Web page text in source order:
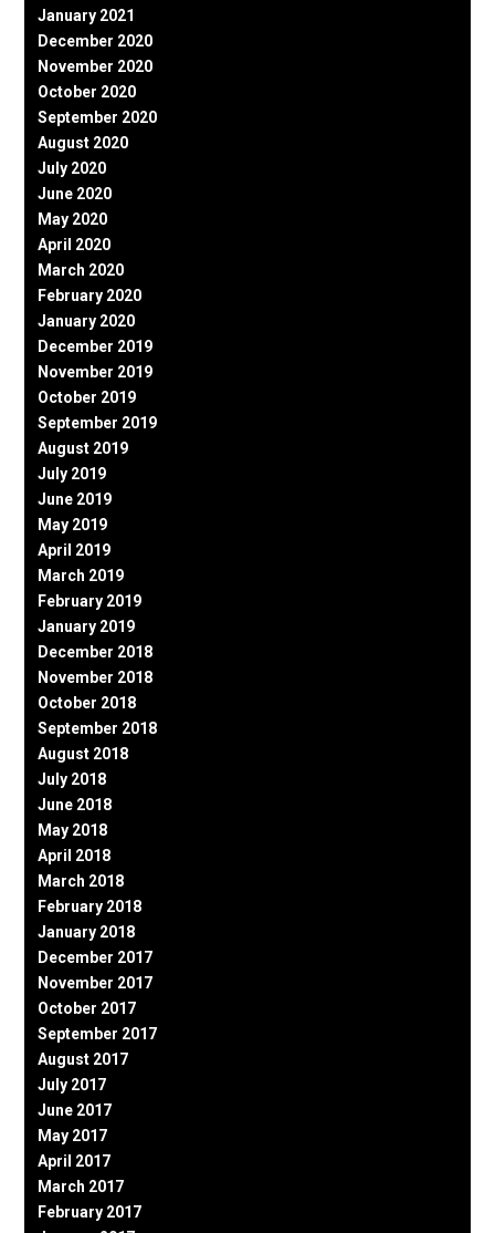
January 2021
December 2020
November 2020
October 2020
September 2020
August 2020
July 2020
June 2020
May 2020
April 2020
March 2020
February 2020
January 2020
December 2019
November 2019
October 2019
September 2019
August 2019
July 2019
June 2019
May 2019
April 2019
March 2019
February 2019
January 2019
December 2018
November 2018
October 2018
September 2018
August 2018
July 2018
June 2018
May 2018
April 2018
March 2018
February 2018
January 2018
December 2017
November 2017
October 2017
September 2017
August 2017
July 2017
June 2017
May 2017
April 2017
March 2017
February 2017